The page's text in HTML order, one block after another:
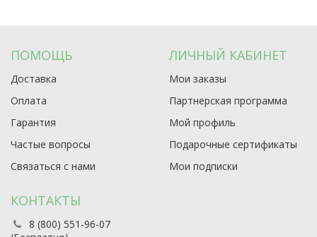
ПОМОЩЬ
Доставка
Оплата
Гарантия
Частые вопросы
Связаться с нами
ЛИЧНЫЙ КАБИНЕТ
Мои заказы
Партнерская программа
Мой профиль
Подарочные сертификаты
Мои подписки
КОНТАКТЫ
8 (800) 551-96-07